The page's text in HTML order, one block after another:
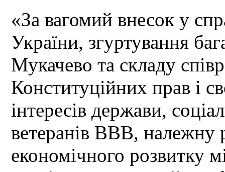
«За вагомий внесок у
України, згуртування
Мукачево та складу
Конституційних прав і
інтересів держави,
ветеранів ВВВ, належну
економічного розвитку